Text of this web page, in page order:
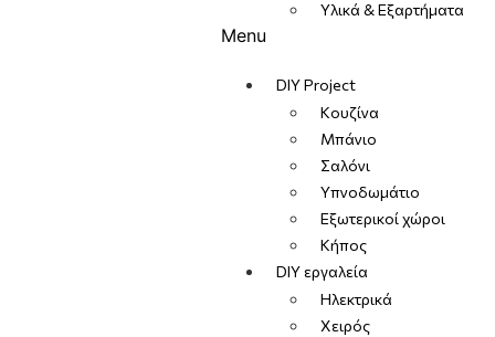
Υλικά & Εξαρτήματα
Menu
DIY Project
Κουζίνα
Μπάνιο
Σαλόνι
Υπνοδωμάτιο
Εξωτερικοί χώροι
Κήπος
DIY εργαλεία
Ηλεκτρικά
Χειρός